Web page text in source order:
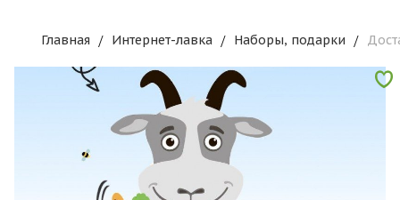
Главная Интернет-лавка Наборы, подарки